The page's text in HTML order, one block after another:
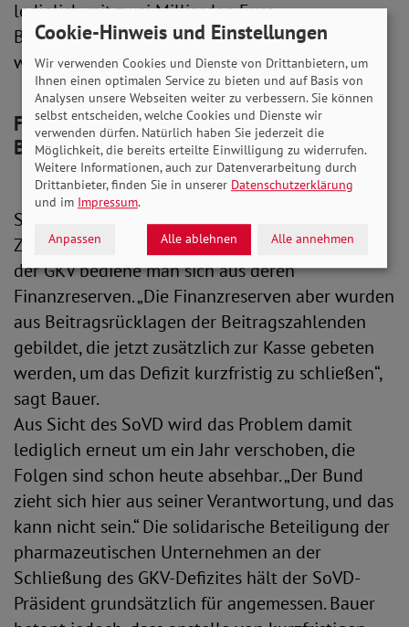
lediglich mit zwei Milliarden Euro
Bundeszuschuss und einem Darlehen beteiligen
will.
Finanzreserven wurden aus
Beitragsrücklagen gebildet
Statt überfälliger, grundlegender und in die
Zukunft gerichteter Reformen zur Finanzierung
der GKV bediene man sich aus deren
Finanzreserven. „Die Finanzreserven aber wurden
aus Beitragsrücklagen der Beitragszahlenden
gebildet, die jetzt zusätzlich zur Kasse gebeten
werden, um das Defizit kurzfristig zu schließen“,
sagt Bauer.
Aus Sicht des SoVD wird das Problem damit
lediglich erneut um ein Jahr verschoben, die
Folgen sind schon heute absehbar. „Der Bund
zieht sich hier aus seiner Verantwortung, und das
kann nicht sein.“ Die solidarische Beteiligung der
pharmazeutischen Unternehmen an der
Schließung des GKV-Defizites hält der SoVD-
Präsident grundsätzlich für angemessen. Bauer
Cookie-Hinweis und Einstellungen
Wir verwenden Cookies und Dienste von Drittanbietern, um
Ihnen einen optimalen Service zu bieten und auf Basis von
Analysen unsere Webseiten weiter zu verbessern. Sie können
selbst entscheiden, welche Cookies und Dienste wir
verwenden dürfen. Natürlich haben Sie jederzeit die
Möglichkeit, die bereits erteilte Einwilligung zu widerrufen.
Weitere Informationen, auch zur Datenverarbeitung durch
Drittanbieter, finden Sie in unserer Datenschutzerklärung
und im Impressum.
Anpassen Alle ablehnen Alle annehmen